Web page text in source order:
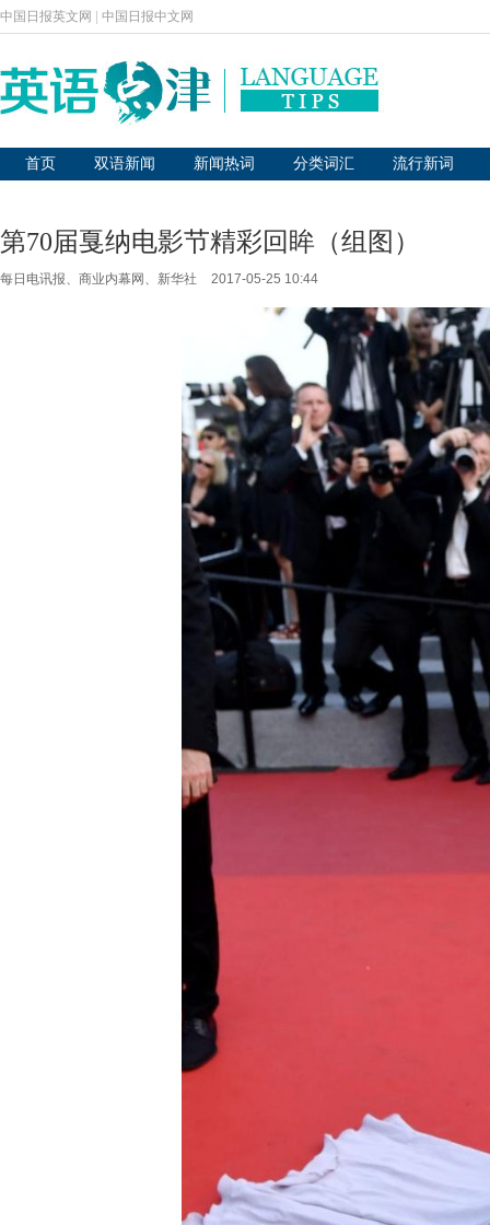
中国日报英文网 中国日报中文网
首页 双语新闻 新闻热词 分类词汇 流行新词
第70届戛纳电影节精彩回眸（组图）
每日电讯报、商业内幕网、新华社 2017-05-25 10:44